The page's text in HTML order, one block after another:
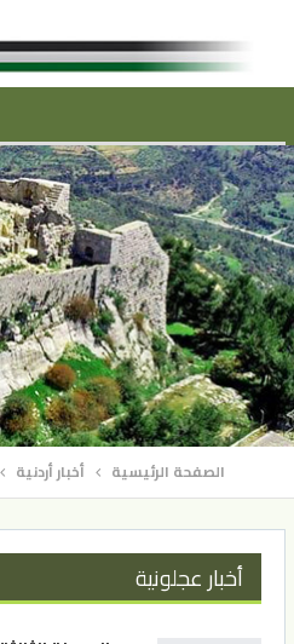
الصفحة الرئيسية أخبار أردنية
أخبار عجلونية